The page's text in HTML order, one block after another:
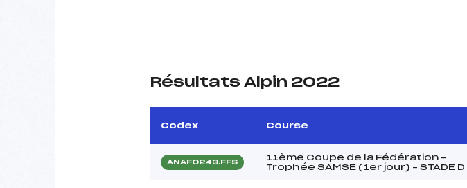
Résultats Alpin 2022
Codex Course
ANAF0243.FFS
11ème Coupe de la Fédération –
Trophée SAMSE (1er jour) – STADE D